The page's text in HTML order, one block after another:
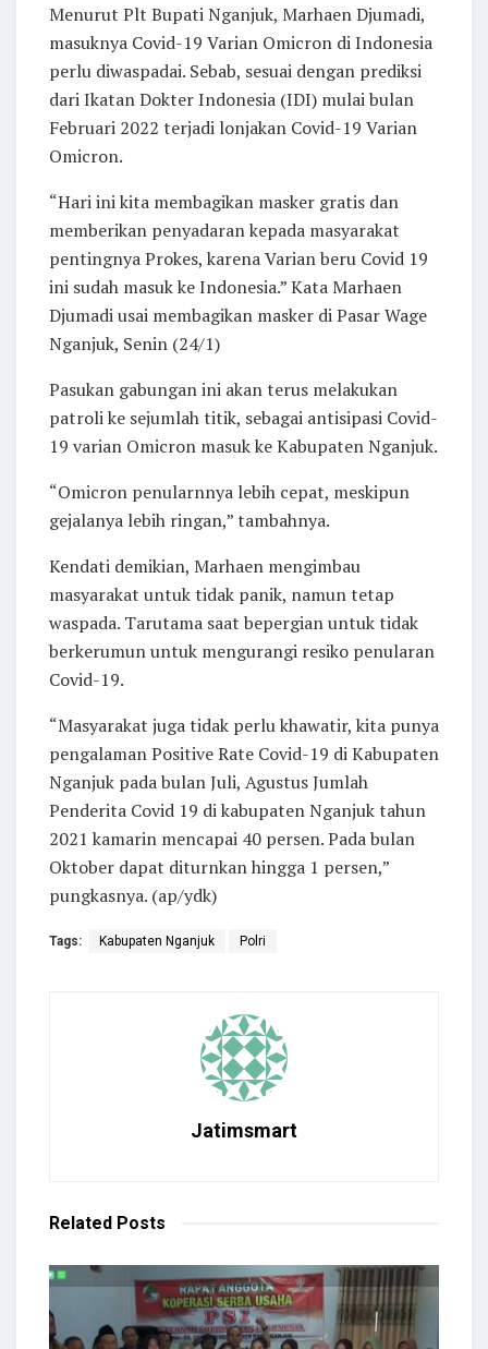
Menurut Plt Bupati Nganjuk, Marhaen Djumadi,
masuknya Covid-19 Varian Omicron di Indonesia
perlu diwaspadai. Sebab, sesuai dengan prediksi
dari Ikatan Dokter Indonesia (IDI) mulai bulan
Februari 2022 terjadi lonjakan Covid-19 Varian
Omicron.
“Hari ini kita membagikan masker gratis dan
memberikan penyadaran kepada masyarakat
pentingnya Prokes, karena Varian beru Covid 19
ini sudah masuk ke Indonesia.” Kata Marhaen
Djumadi usai membagikan masker di Pasar Wage
Nganjuk, Senin (24/1)
Pasukan gabungan ini akan terus melakukan
patroli ke sejumlah titik, sebagai antisipasi Covid-
19 varian Omicron masuk ke Kabupaten Nganjuk.
“Omicron penularnnya lebih cepat, meskipun
gejalanya lebih ringan,” tambahnya.
Kendati demikian, Marhaen mengimbau
masyarakat untuk tidak panik, namun tetap
waspada. Tarutama saat bepergian untuk tidak
berkerumun untuk mengurangi resiko penularan
Covid-19.
“Masyarakat juga tidak perlu khawatir, kita punya
pengalaman Positive Rate Covid-19 di Kabupaten
Nganjuk pada bulan Juli, Agustus Jumlah
Penderita Covid 19 di kabupaten Nganjuk tahun
2021 kamarin mencapai 40 persen. Pada bulan
Oktober dapat diturnkan hingga 1 persen,”
pungkasnya. (ap/ydk)
Tags: Kabupaten Nganjuk Polri
Jatimsmart
Related Posts